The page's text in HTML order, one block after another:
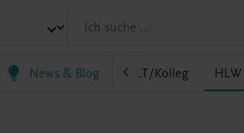
News & Blog
HLPS/FSB HLT/Kolleg HLW